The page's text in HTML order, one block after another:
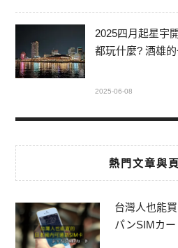
2025四月起星宇
都玩什麼? 酒雄
2025-06-08
熱門文章與
台灣人也能
パンSIMカー